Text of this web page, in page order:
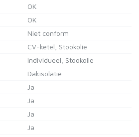
OK
OK
Niet conform
CV-ketel, Stookolie
Individueel, Stookolie
Dakisolatie
Ja
Ja
Ja
Ja